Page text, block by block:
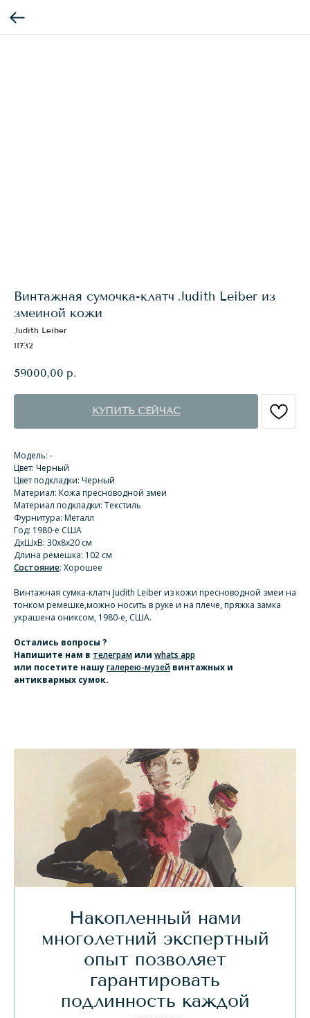
Винтажная сумочка-клатч Judith Leiber из
змеиной кожи
Judith Leiber
11732
59000,00 р.
КУПИТЬ СЕЙЧАС
Модель: -
Цвет: Черный
Цвет подкладки: Черный
Материал: Кожа пресноводной змеи
Материал подкладки: Текстиль
Фурнитура: Металл
Год: 1980-е США
ДхШхВ: 30х8х20 см
Длина ремешка: 102 см
Состояние: Хорошее
Винтажная сумка-клатч Judith Leiber из кожи пресноводной змеи на
тонком ремешке,можно носить в руке и на плече, пряжка замка
украшена ониксом, 1980-е, США.
Остались вопросы ?
Напишите нам в телеграм или whats app
или посетите нашугалерею-музей винтажных и
антикварных сумок.
Накопленный нами
многолетний экспертный
опыт позволяет
гарантировать
подлинность каждой